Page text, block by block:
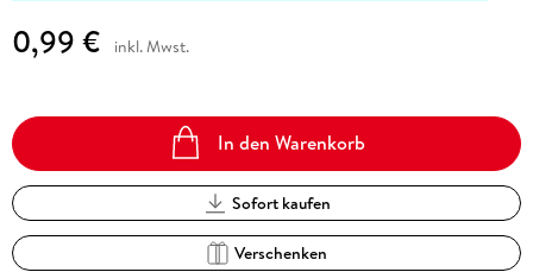
0,99 € inkl. Mwst.
In den Warenkorb
Sofort kaufen
Verschenken